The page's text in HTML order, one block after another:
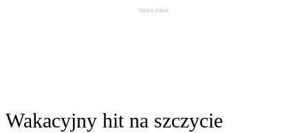
Wakacyjny hit na szczycie